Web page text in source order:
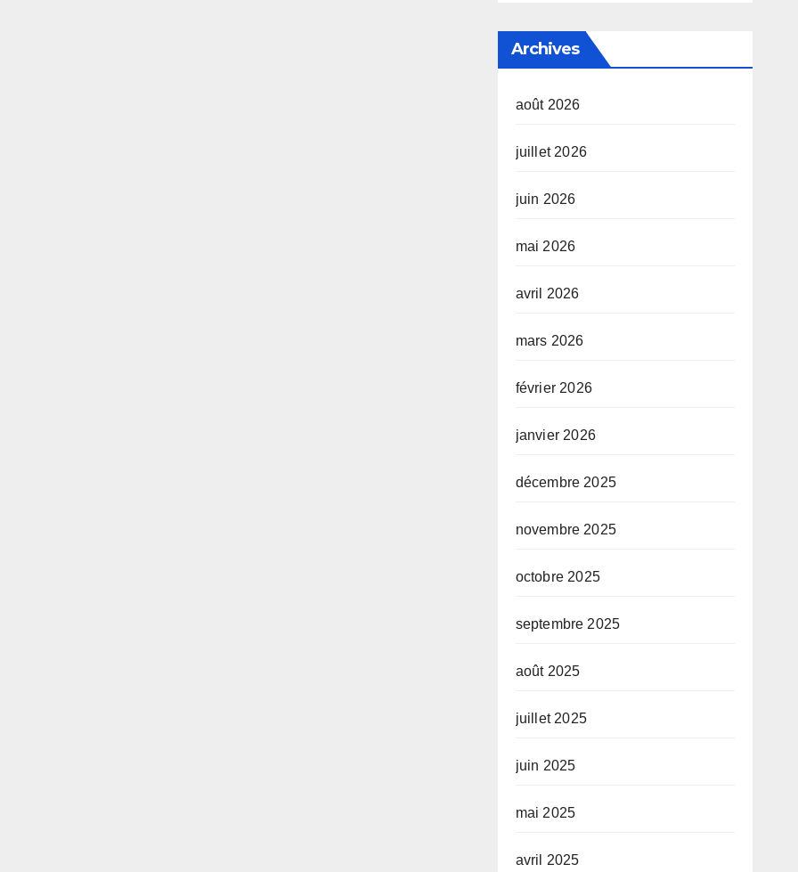
Archives
août 2026
juillet 2026
juin 2026
mai 2026
avril 2026
mars 2026
février 2026
janvier 2026
décembre 2025
novembre 2025
octobre 2025
septembre 2025
août 2025
juillet 2025
juin 2025
mai 2025
avril 2025